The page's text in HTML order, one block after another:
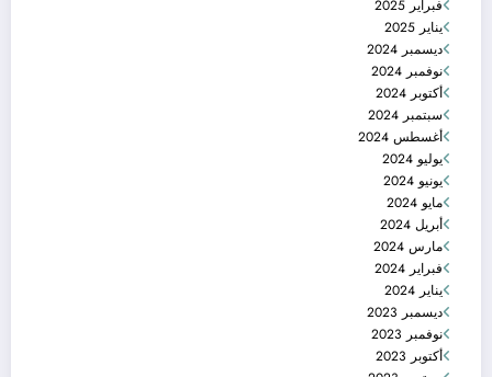
فبراير 2025
يناير 2025
ديسمبر 2024
نوفمبر 2024
أكتوبر 2024
سبتمبر 2024
أغسطس 2024
يوليو 2024
يونيو 2024
مايو 2024
أبريل 2024
مارس 2024
فبراير 2024
يناير 2024
ديسمبر 2023
نوفمبر 2023
أكتوبر 2023